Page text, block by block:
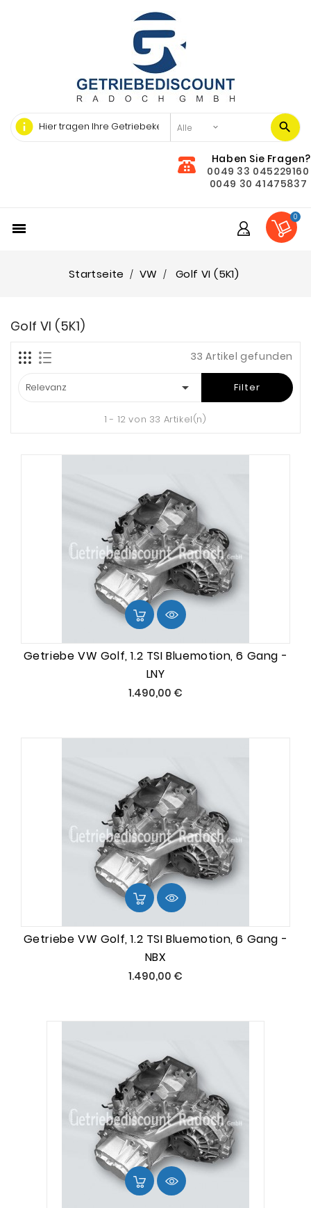
info
Haben Sie Fragen?
0049 33 045229160
0049 30 41475837

0
Startseite VW Golf VI (5K1)
Golf VI (5K1)
33 Artikel gefunden
Relevanz  Filter
1 - 12 von 33 Artikel(n)
Getriebe VW Golf, 1.2 TSI Bluemotion, 6 Gang -
LNY
1.490,00 €
Getriebe VW Golf, 1.2 TSI Bluemotion, 6 Gang -
NBX
1.490,00 €